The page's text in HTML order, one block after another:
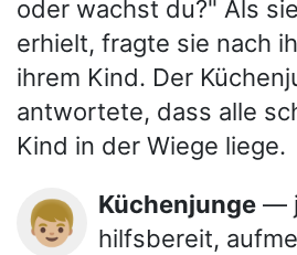
oder wachst du?" Als
erhielt, fragte sie nach
ihrem Kind. Der
antwortete, dass alle
Kind in der Wiege liege.
👦🏼 Küchenjunge —
hilfsbereit,